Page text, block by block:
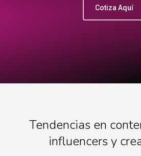
Cotiza Aquí
Tendencias en
influencers y